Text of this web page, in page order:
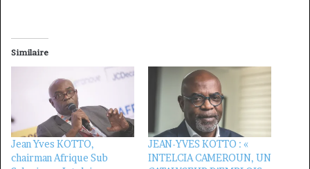
Similaire
Jean Yves KOTTO,
chairman Afrique Sub
JEAN-YVES KOTTO : «
INTELCIA CAMEROUN, UN